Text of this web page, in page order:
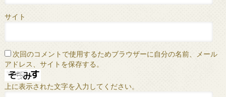
サイト
次回のコメントで使用するためブラウザーに自分の名前、メール
アドレス、サイトを保存する。
上に表示された文字を入力してください。